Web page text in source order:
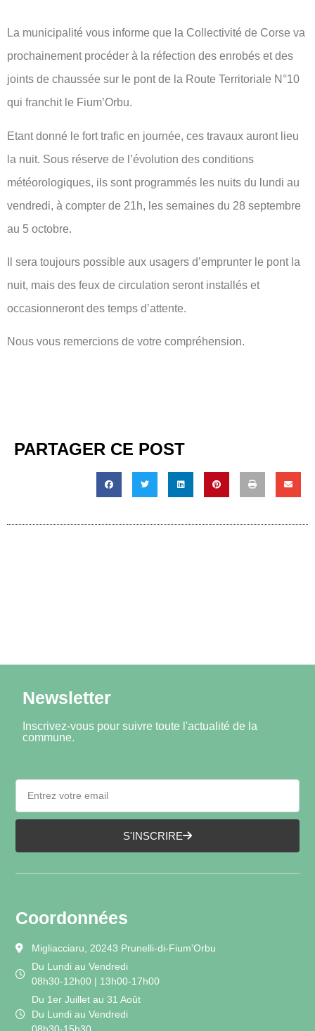
La municipalité vous informe que la Collectivité de Corse va
prochainement procéder à la réfection des enrobés et des
joints de chaussée sur le pont de la Route Territoriale N°10
qui franchit le Fium’Orbu.
Etant donné le fort trafic en journée, ces travaux auront lieu
la nuit. Sous réserve de l’évolution des conditions
météorologiques, ils sont programmés les nuits du lundi au
vendredi, à compter de 21h, les semaines du 28 septembre
au 5 octobre.
Il sera toujours possible aux usagers d’emprunter le pont la
nuit, mais des feux de circulation seront installés et
occasionneront des temps d’attente.
Nous vous remercions de votre compréhension.
PARTAGER CE POST
Newsletter
Inscrivez-vous pour suivre toute l'actualité de la
commune.
S'INSCRIRE
Coordonnées
Migliacciaru, 20243 Prunelli-di-Fium'Orbu
Du Lundi au Vendredi
08h30-12h00 | 13h00-17h00
Du 1er Juillet au 31 Août
Du Lundi au Vendredi
08h30-15h30